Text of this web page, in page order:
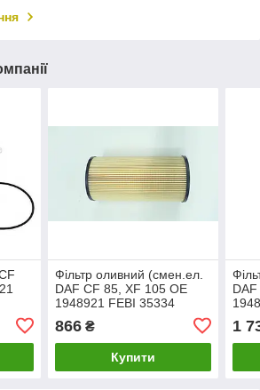
Фільтр оливний (смен.ел.
DAF CF 85, XF 105 OE
1948921 FEBI 35334
866₴
Купити
1